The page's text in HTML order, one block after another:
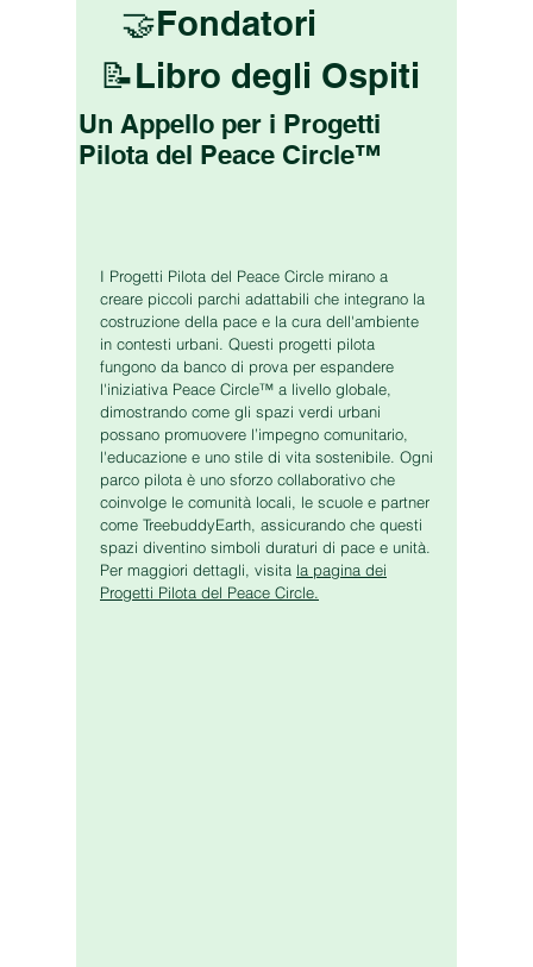
🤝Fondatori
📝Libro degli Ospiti
Un Appello per i Progetti
Pilota del Peace Circle™
I Progetti Pilota del Peace Circle mirano a
creare piccoli parchi adattabili che integrano la
costruzione della pace e la cura dell'ambiente
in contesti urbani. Questi progetti pilota
fungono da banco di prova per espandere
l'iniziativa Peace Circle™ a livello globale,
dimostrando come gli spazi verdi urbani
possano promuovere l’impegno comunitario,
l'educazione e uno stile di vita sostenibile. Ogni
parco pilota è uno sforzo collaborativo che
coinvolge le comunità locali, le scuole e partner
come TreebuddyEarth, assicurando che questi
spazi diventino simboli duraturi di pace e unità.
Per maggiori dettagli, visita la pagina dei
Progetti Pilota del Peace Circle.